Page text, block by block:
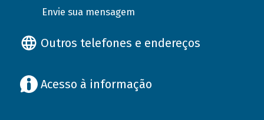
Envie sua mensagem
Outros telefones e endereços
Acesso à informação